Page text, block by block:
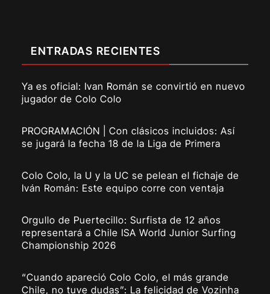
ENTRADAS RECIENTES
Ya es oficial: Ivan Román se convirtió en nuevo
jugador de Colo Colo
PROGRAMACIÓN | Con clásicos incluidos: Así
se jugará la fecha 18 de la Liga de Primera
Colo Colo, la U y la UC se pelean el fichaje de
Iván Román: Este equipo corre con ventaja
Orgullo de Puertecillo: Surfista de 12 años
representará a Chile ISA World Junior Surfing
Championship 2026
“Cuando apareció Colo Colo, el más grande
Chile, no tuve dudas”: La felicidad de Vozinha